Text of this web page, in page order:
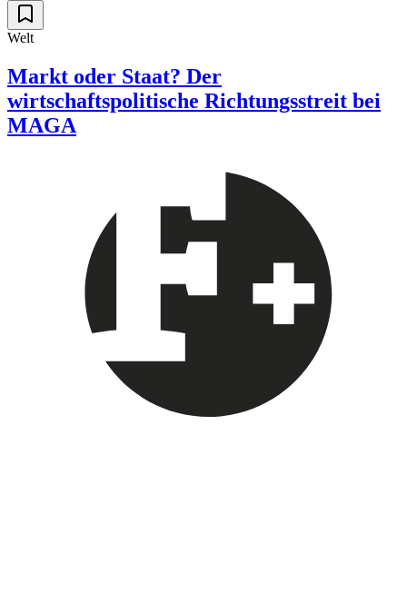
Welt
Markt oder Staat? Der
wirtschaftspolitische Richtungsstreit bei
MAGA